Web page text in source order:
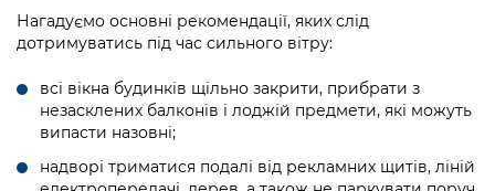
Вакансії
Звернення громадян
Регуляторна діяльність
Фінанси та бюджет
Безпека та правопорядок
Ритуальні послуги
Іноземцям / For foreigners
Контактний центр
Допомога учасникам АТО
Рада з питань внутрішньо переміщених
осіб при Київській міській військовій
інформацію
Порядок оскарження рішень, дій чи
бездіяльності розпорядників інформації
публічну інформацію
Submitting a media request
Зйомки в лікарнях в умовах воєнного
стану / Rules for media coverage of
hospitals at work under martial law
media
Нагадуємо основні рекомендації, яких слід
дотримуватись під час сильного вітру:
всі вікна будинків щільно закрити, прибрати з
незасклених балконів і лоджій предмети, які можуть
випасти назовні;
надворі триматися подалі від рекламних щитів, ліній